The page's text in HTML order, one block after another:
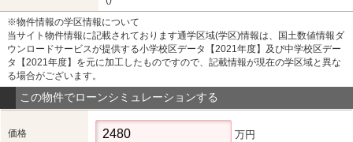
※物件情報の学区情報について
当サイト物件情報に記載されております通学区域(学区)情報は、国土数値情報ダ
ウンロードサービスが提供する小学校区データ【2021年度】及び中学校区デー
タ【2021年度】を元に加工したものですので、記載情報が現在の学区域と異な
る場合がございます。
この物件でローンシミュレーションする
価格 万円